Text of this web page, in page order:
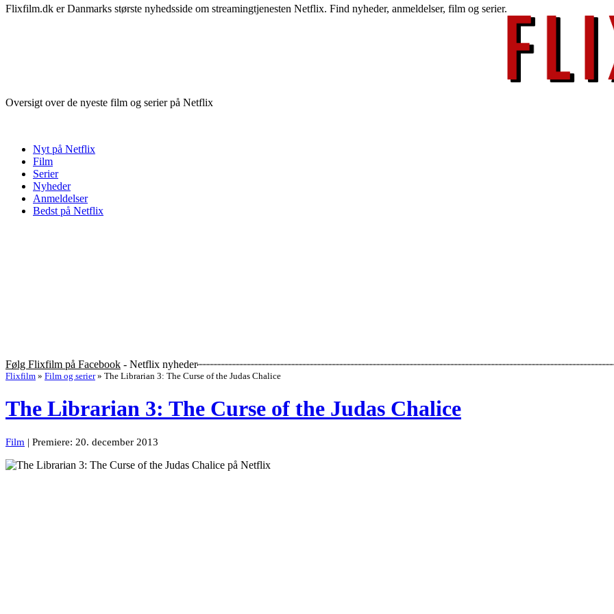
Flixfilm.dk er Danmarks største nyhedsside om streamingtjenesten Netflix. Find nyheder, anmeldelser, film og serier.
Oversigt over de nyeste film og serier på Netflix
Nyt på Netflix
Film
Serier
Nyheder
Anmeldelser
Bedst på Netflix
Følg Flixfilm på Facebook - Netflix nyheder
Flixfilm » Film og serier » The Librarian 3: The Curse of the Judas Chalice
The Librarian 3: The Curse of the Judas Chalice
Film | Premiere: 20. december 2013